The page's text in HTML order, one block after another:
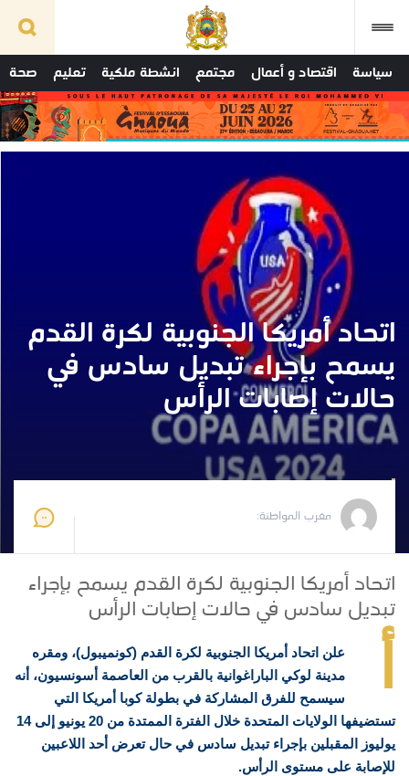
سياسة اقتصاد و أعمال مجتمع انشطة ملكية تعليم صحة
اتحاد أمريكا الجنوبية لكرة القدم
يسمح بإجراء تبديل سادس في
حالات إصابات الرأس
مغرب المواطنة:
اتحاد أمريكا الجنوبية لكرة القدم يسمح بإجراء
تبديل سادس في حالات إصابات الرأس
علن اتحاد أمريكا الجنوبية لكرة القدم (كونميبول)، ومقره
مدينة لوكي الباراغوانية بالقرب من العاصمة أسونسيون، أنه
سيسمح للفرق المشاركة في بطولة كوبا أمريكا التي
تستضيفها الولايات المتحدة خلال الفترة الممتدة من 20 يونيو إلى 14
يوليوز المقبلين بإجراء تبديل سادس في حال تعرض أحد اللاعبين
للإصابة على مستوى الرأس.